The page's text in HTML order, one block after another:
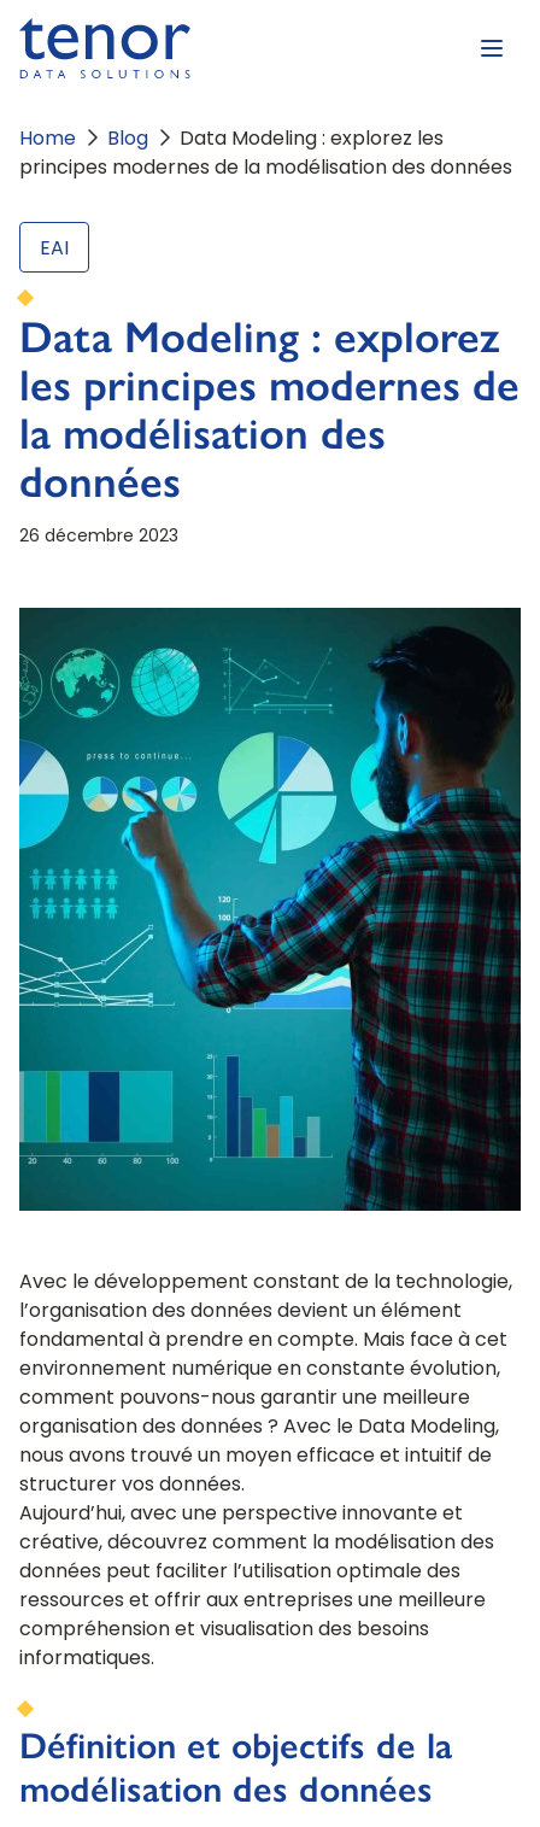
Home Blog
Data Modeling : explorez les
principes modernes de la modélisation des données
EAI
Data Modeling : explorez
les principes modernes de
la modélisation des
données
26 décembre 2023
Avec le développement constant de la technologie,
l’organisation des données devient un élément
fondamental à prendre en compte. Mais face à cet
environnement numérique en constante évolution,
comment pouvons-nous garantir une meilleure
organisation des données ? Avec le Data Modeling,
nous avons trouvé un moyen efficace et intuitif de
structurer vos données.
Aujourd’hui, avec une perspective innovante et
créative, découvrez comment la modélisation des
données peut faciliter l’utilisation optimale des
ressources et offrir aux entreprises une meilleure
compréhension et visualisation des besoins
informatiques.
Définition et objectifs de la
modélisation des données